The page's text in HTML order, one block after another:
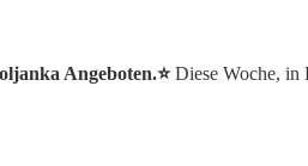
Angeboten.⭐️Diese Woche, in